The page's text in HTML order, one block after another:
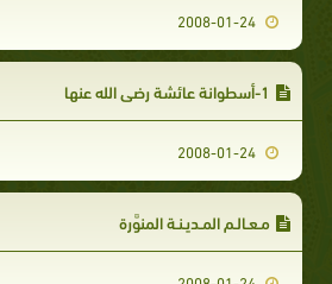
1-أسطوانة عائشة رضي الله عنها
مـعـالـم المـديـنـة المنوَّرة